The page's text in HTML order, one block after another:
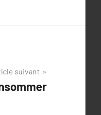
suivant